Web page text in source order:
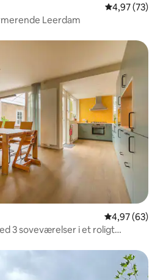
4,97 ud af 5 i
4,97 (73)
Leerdam
4,97 ud af 5 i
4,97 (63)
3 soveværelser i et roligt